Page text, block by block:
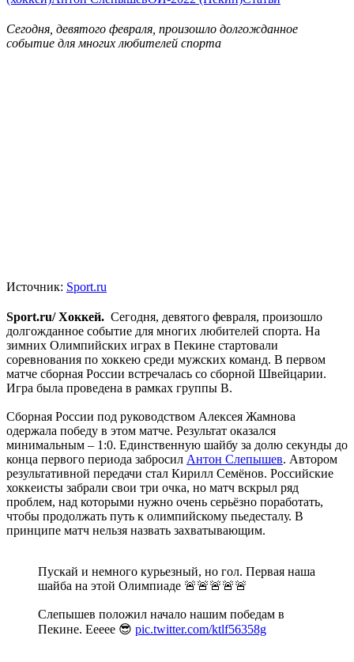
Сегодня, девятого февраля, произошло долгожданное
событие для многих любителей спорта
Источник: Sport.ru
Sport.ru/ Хоккей. Сегодня, девятого февраля, произошло
долгожданное событие для многих любителей спорта. На
зимних Олимпийских играх в Пекине стартовали
соревнования по хоккею среди мужских команд. В первом
матче сборная России встречалась со сборной Швейцарии.
Игра была проведена в рамках группы В.
Сборная России под руководством Алексея Жамнова
одержала победу в этом матче. Результат оказался
минимальным – 1:0. Единственную шайбу за долю секунды до
конца первого периода забросил Антон Слепышев. Автором
результативной передачи стал Кирилл Семёнов. Российские
хоккеисты забрали свои три очка, но матч вскрыл ряд
проблем, над которыми нужно очень серьёзно поработать,
чтобы продолжать путь к олимпийскому пьедесталу. В
принципе матч нельзя назвать захватывающим.
Пускай и немного курьезный, но гол. Первая наша
шайба на этой Олимпиаде 🚨🚨🚨🚨🚨
Слепышев положил начало нашим победам в
Пекине. Еееее 😎 pic.twitter.com/ktlf56358g